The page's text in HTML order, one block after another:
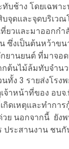
บช้าง โดยเฉพา
บจุดและจุดบริเว
ยวและมาออกกำ
ซึ่งเป็นต้นหว้า
ยานยนต์ ที่มาจอ
กต้นไม้ล้มทับจำน
ทั้ง 3 รายส่งโรง
จ้าหน้าที่ของ อบ
ดเหตุและทำกา
ย นอกจากนี้ ยัง
ประสานงาน ชน